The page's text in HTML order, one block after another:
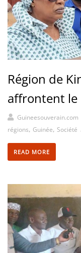
Région de
affrontent le
Guineesouverain.com
régions, Guinée, Société
READ MORE